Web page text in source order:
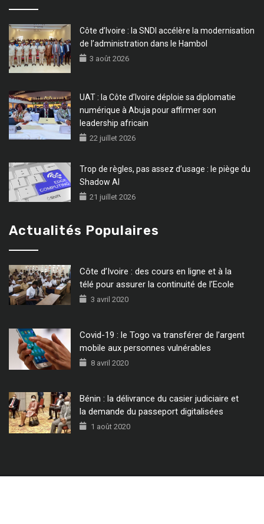
Côte d’Ivoire : la SNDI accélère la modernisation
de l’administration dans le Hambol
3 août 2026
UAT : la Côte d’Ivoire déploie sa diplomatie
numérique à Abuja pour affirmer son
leadership africain
22 juillet 2026
Trop de règles, pas assez d’usage : le piège du
Shadow AI
21 juillet 2026
Actualités Populaires
Côte d’Ivoire : des cours en ligne et à la
télé pour assurer la continuité de l’Ecole
3 avril 2020
Covid-19 : le Togo va transférer de l’argent
mobile aux personnes vulnérables
8 avril 2020
Bénin : la délivrance du casier judiciaire et
la demande du passeport digitalisées
1 août 2020